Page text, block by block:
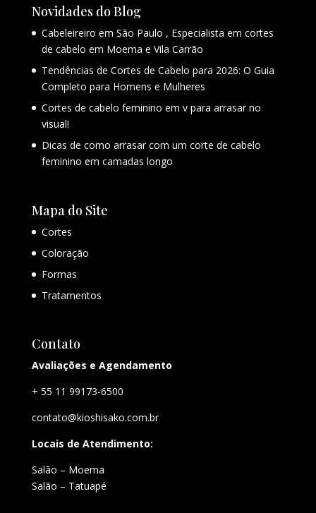
Novidades do Blog
Cabeleireiro em São Paulo , Especialista em cortes
de cabelo em Moema e Vila Carrão
Tendências de Cortes de Cabelo para 2026: O Guia
Completo para Homens e Mulheres
Cortes de cabelo feminino em v para arrasar no
visual!
Dicas de como arrasar com um corte de cabelo
feminino em camadas longo
Mapa do Site
Cortes
Coloração
Formas
Tratamentos
Contato
Avaliações e Agendamento
+ 55 11 99173-6500
contato@kioshisako.com.br
Locais de Atendimento:
Salão – Moema
Salão – Tatuapé